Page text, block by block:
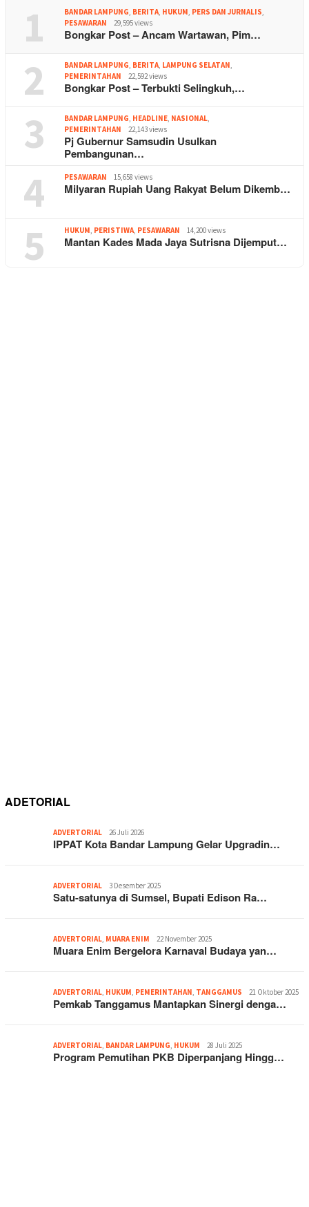
1 BANDAR LAMPUNG, BERITA, HUKUM, PERS DAN JURNALIS,
PESAWARAN
29,595 views
Bongkar Post – Ancam Wartawan, Pim…
2 BANDAR LAMPUNG, BERITA, LAMPUNG SELATAN,
PEMERINTAHAN
22,592 views
Bongkar Post – Terbukti Selingkuh,…
3 BANDAR LAMPUNG, HEADLINE, NASIONAL,
PEMERINTAHAN
22,143 views
Pj Gubernur Samsudin Usulkan
Pembangunan…
4 PESAWARAN 15,658 views
Milyaran Rupiah Uang Rakyat Belum Dikemb…
5 HUKUM, PERISTIWA, PESAWARAN 14,200 views
Mantan Kades Mada Jaya Sutrisna Dijemput…
ADETORIAL
ADVERTORIAL 26 Juli 2026
IPPAT Kota Bandar Lampung Gelar Upgradin…
ADVERTORIAL 3 Desember 2025
Satu-satunya di Sumsel, Bupati Edison Ra…
ADVERTORIAL, MUARA ENIM 22 November 2025
Muara Enim Bergelora Karnaval Budaya yan…
ADVERTORIAL, HUKUM, PEMERINTAHAN, TANGGAMUS 21 Oktober 2025
Pemkab Tanggamus Mantapkan Sinergi denga…
ADVERTORIAL, BANDAR LAMPUNG, HUKUM 28 Juli 2025
Program Pemutihan PKB Diperpanjang Hingg…